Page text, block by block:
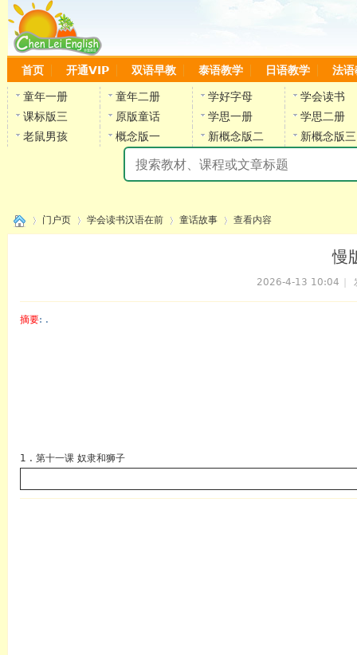
首页 开通VIP 双语早教 泰语教学 日语教学 法语
童年一册 童年二册 学好字母
学会读书
课标版三
原版童话 学思一册
学思二册
老鼠男孩
概念版一 新概念版二 新概念版三
门户页 学会读书汉语在前 童话故事 查看内容
慢
2026-4-13 10:04
摘要: .
1 . 第十一课 奴隶和狮子